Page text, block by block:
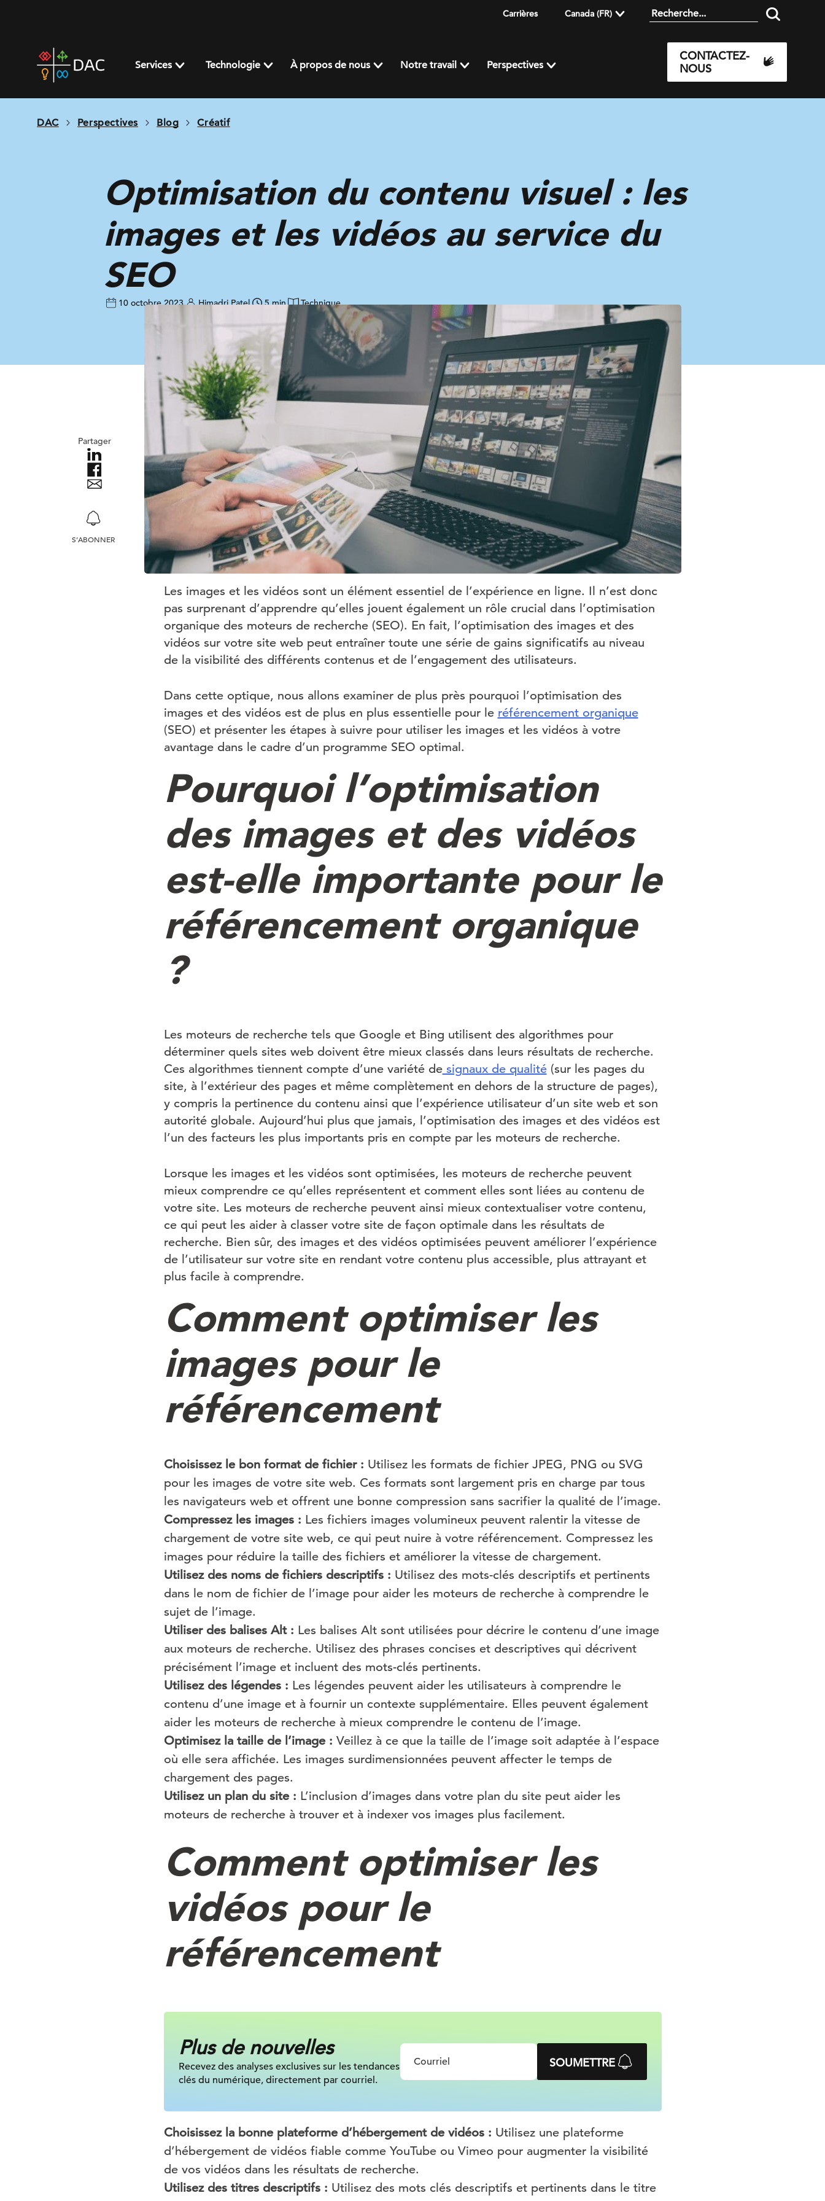
Carrières Canada (FR)
home
page
Services Technologie À propos de nous Notre travail Perspectives
CONTACTEZ-
NOUS
DAC Perspectives Blog Créatif
Optimisation du contenu visuel : les
images et les vidéos au service du
SEO
10 octobre 2023 Himadri Patel 5 min Technique
Partager
S’ABONNER
Les images et les vidéos sont un élément essentiel de l’expérience en ligne. Il n’est donc
pas surprenant d’apprendre qu’elles jouent également un rôle crucial dans l’optimisation
organique des moteurs de recherche (SEO). En fait, l’optimisation des images et des
vidéos sur votre site web peut entraîner toute une série de gains significatifs au niveau
de la visibilité des différents contenus et de l’engagement des utilisateurs.
Dans cette optique, nous allons examiner de plus près pourquoi l’optimisation des
images et des vidéos est de plus en plus essentielle pour le référencement organique
(SEO) et présenter les étapes à suivre pour utiliser les images et les vidéos à votre
avantage dans le cadre d’un programme SEO optimal.
Pourquoi l’optimisation
des images et des vidéos
est-elle importante pour le
référencement organique
?
Les moteurs de recherche tels que Google et Bing utilisent des algorithmes pour
déterminer quels sites web doivent être mieux classés dans leurs résultats de recherche.
Ces algorithmes tiennent compte d’une variété designaux de qualité(sur les pages du
site, à l’extérieur des pages et même complètement en dehors de la structure de pages),
y compris la pertinence du contenu ainsi que l’expérience utilisateur d’un site web et son
autorité globale. Aujourd’hui plus que jamais, l’optimisation des images et des vidéos est
l’un des facteurs les plus importants pris en compte par les moteurs de recherche.
Lorsque les images et les vidéos sont optimisées, les moteurs de recherche peuvent
mieux comprendre ce qu’elles représentent et comment elles sont liées au contenu de
votre site. Les moteurs de recherche peuvent ainsi mieux contextualiser votre contenu,
ce qui peut les aider à classer votre site de façon optimale dans les résultats de
recherche. Bien sûr, des images et des vidéos optimisées peuvent améliorer l’expérience
de l’utilisateur sur votre site en rendant votre contenu plus accessible, plus attrayant et
plus facile à comprendre.
Comment optimiser les
images pour le
référencement
Choisissez le bon format de fichier : Utilisez les formats de fichier JPEG, PNG ou SVG
pour les images de votre site web. Ces formats sont largement pris en charge par tous
les navigateurs web et offrent une bonne compression sans sacrifier la qualité de l’image.
Compressez les images : Les fichiers images volumineux peuvent ralentir la vitesse de
chargement de votre site web, ce qui peut nuire à votre référencement. Compressez les
images pour réduire la taille des fichiers et améliorer la vitesse de chargement.
Utilisez des noms de fichiers descriptifs : Utilisez des mots-clés descriptifs et pertinents
dans le nom de fichier de l’image pour aider les moteurs de recherche à comprendre le
sujet de l’image.
Utiliser des balises Alt : Les balises Alt sont utilisées pour décrire le contenu d’une image
aux moteurs de recherche. Utilisez des phrases concises et descriptives qui décrivent
précisément l’image et incluent des mots-clés pertinents.
Utilisez des légendes : Les légendes peuvent aider les utilisateurs à comprendre le
contenu d’une image et à fournir un contexte supplémentaire. Elles peuvent également
aider les moteurs de recherche à mieux comprendre le contenu de l’image.
Optimisez la taille de l’image : Veillez à ce que la taille de l’image soit adaptée à l’espace
où elle sera affichée. Les images surdimensionnées peuvent affecter le temps de
chargement des pages.
Utilisez un plan du site : L’inclusion d’images dans votre plan du site peut aider les
moteurs de recherche à trouver et à indexer vos images plus facilement.
Comment optimiser les
vidéos pour le
référencement
Plus de nouvelles
Recevez des analyses exclusives sur les tendances
clés du numérique, directement par courriel.
SOUMETTRE
Choisissez la bonne plateforme d’hébergement de vidéos : Utilisez une plateforme
d’hébergement de vidéos fiable comme YouTube ou Vimeo pour augmenter la visibilité
de vos vidéos dans les résultats de recherche.
Utilisez des titres descriptifs : Utilisez des mots clés descriptifs et pertinents dans le titre